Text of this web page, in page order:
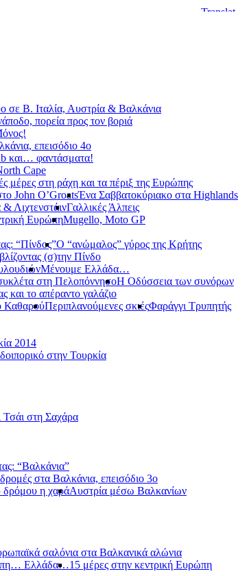
σε Β. Ιταλία, Αυστρία & Βαλκάνια
πορεία προς τον βοριά
επεισόδιο 4ο
και… φαντάσματα!
Cape
μέρες στη ράχη και τα πέριξ της Ευρώπης
John O’GroatsΈνα Σαββατοκύριακο στα Highlands
& ΛιχτενστάινΓαλλικές Άλπεις
ΕυρώπηMugello, Moto GP
“Πίνδος”Ο “ανώμαλος” γύρος της Κρήτης
(σ)την Πίνδο
Μένουμε Ελλάδα…
στη ΠελοπόννησοΗ Οδύσσεια των συνόρων
και το απέραντο γαλάζιο
ΚαθαρούΠεριπλανούμενες σκιέςΦαράγγι Τρυπητής
2014
στην Τουρκία
στη Σαχάρα
“Βαλκάνια”
στα Βαλκάνια, επεισόδιο 3ο
δρόμου η χαράΑυστρία μέσω Βαλκανίων
σαλόνια στα Βαλκανικά αλώνια
Ελλάδα…15 μέρες στην κεντρική Ευρώπη